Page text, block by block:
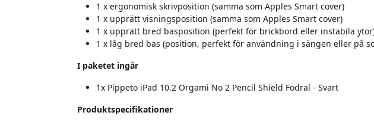
1 x ergonomisk skrivposition (samma som Apples Smart cover)
1 x upprätt visningsposition (samma som Apples Smart cover)
1 x upprätt bred basposition (perfekt för brickbord eller instabila
1 x låg bred bas (position, perfekt för användning i sängen eller på
I paketet ingår
1x Pippeto iPad 10.2 Orgami No 2 Pencil Shield Fodral - Svart
Produktspecifikationer